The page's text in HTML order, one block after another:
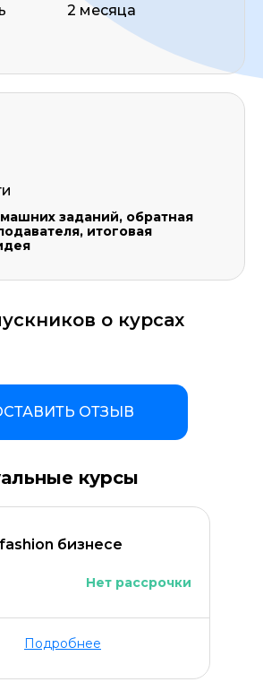
2 месяца
заданий, обратная
итоговая
о курсах
ОТЗЫВ
курсы
бизнесе
Нет рассрочки
Подробнее